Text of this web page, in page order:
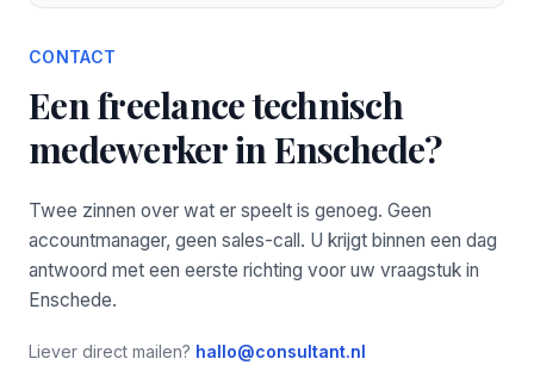
CONTACT
Een freelance technisch
medewerker in Enschede?
Twee zinnen over wat er speelt is genoeg. Geen
accountmanager, geen sales-call. U krijgt binnen een dag
antwoord met een eerste richting voor uw vraagstuk in
Enschede.
Liever direct mailen? hallo@consultant.nl